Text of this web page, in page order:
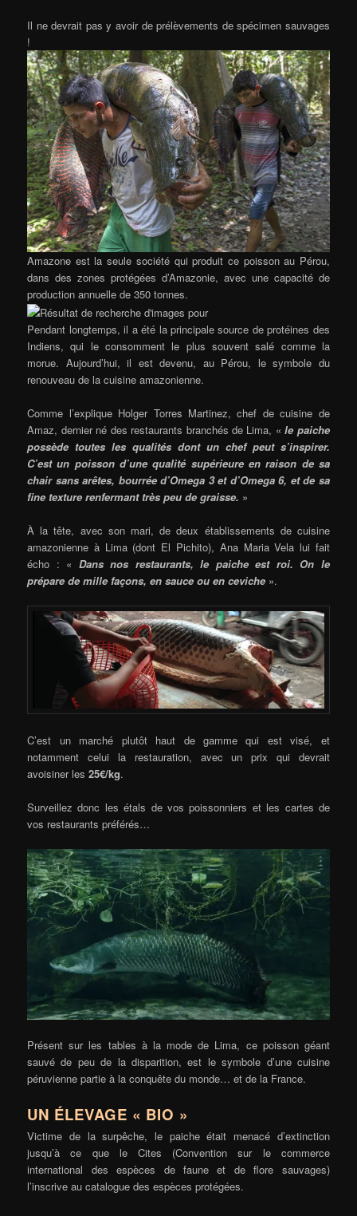
Il ne devrait pas y avoir de prélèvements de spécimen sauvages
!
Amazone est la seule société qui produit ce poisson au Pérou,
dans des zones protégées d’Amazonie, avec une capacité de
production annuelle de 350 tonnes.
Pendant longtemps, il a été la principale source de protéines des
Indiens, qui le consomment le plus souvent salé comme la
morue. Aujourd’hui, il est devenu, au Pérou, le symbole du
renouveau de la cuisine amazonienne.
Comme l’explique Holger Torres Martinez, chef de cuisine de
Amaz, dernier né des restaurants branchés de Lima, «le paiche
possède toutes les qualités dont un chef peut s’inspirer.
C’est un poisson d’une qualité supérieure en raison de sa
chair sans arêtes, bourrée d’Omega 3 et d’Omega 6, et de sa
fine texture renfermant très peu de graisse. »
À la tête, avec son mari, de deux établissements de cuisine
amazonienne à Lima (dont El Pichito), Ana Maria Vela lui fait
écho : « Dans nos restaurants, le paiche est roi. On le
prépare de mille façons, en sauce ou en ceviche ».
C’est un marché plutôt haut de gamme qui est visé, et
notamment celui la restauration, avec un prix qui devrait
avoisiner les25€/kg.
Surveillez donc les étals de vos poissonniers et les cartes de
vos restaurants préférés…
Présent sur les tables à la mode de Lima, ce poisson géant
sauvé de peu de la disparition, est le symbole d’une cuisine
péruvienne partie à la conquête du monde… et de la France.
UN ÉLEVAGE « BIO »
Victime de la surpêche, le paiche était menacé d’extinction
jusqu’à ce que le Cites (Convention sur le commerce
international des espèces de faune et de flore sauvages)
l’inscrive au catalogue des espèces protégées.